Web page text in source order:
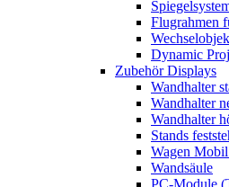
Flugrahmen
Dynamic
Zubehör Displays
Wandhalter
Wandhalter
Wandhalter
Stands
Wagen
Wandsäule
PC-Module